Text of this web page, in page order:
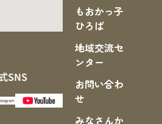
SNS
もおかっ子
ひろば
地域交流セ
ンター
お問い合わ
せ
みなさんか